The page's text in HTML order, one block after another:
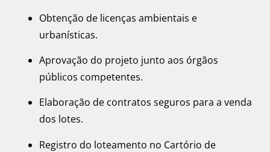
Obtenção de licenças ambientais e
urbanísticas.
Aprovação do projeto junto aos órgãos
públicos competentes.
Elaboração de contratos seguros para a venda
dos lotes.
Registro do loteamento no Cartório de